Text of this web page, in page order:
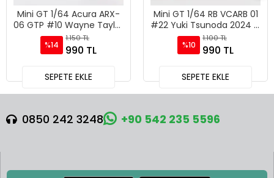
Mini GT 1/64 Acura ARX-
06 GTP #10 Wayne Taylor
Racing with Andretti 2024
IMSA Daytona 24 Hrs -
MGT01056
%14
1.150 TL
990 TL
SEPETE EKLE
Mini GT 1/64 RB VCARB 01
#22 Yuki Tsunoda 2024 F1
2024 Bahrain GP -
MGT01007
%10
1.100 TL
990 TL
SEPETE EKLE
0850 242 3248 +90 542 235 5596